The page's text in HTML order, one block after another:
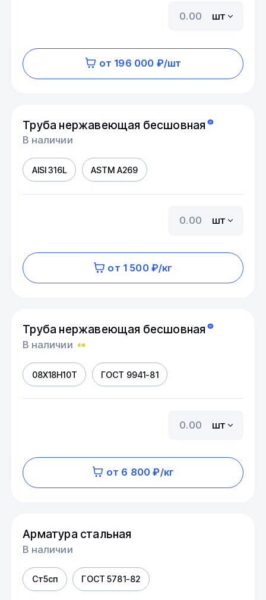
шт
от 196 000 ₽/шт
Труба нержавеющая бесшовная
В наличии
AISI 316L ASTM A269
шт
от 1 500 ₽/кг
Труба нержавеющая бесшовная
В наличии
08Х18Н10Т ГОСТ 9941-81
шт
от 6 800 ₽/кг
Арматура стальная
В наличии
Ст5сп ГОСТ 5781-82